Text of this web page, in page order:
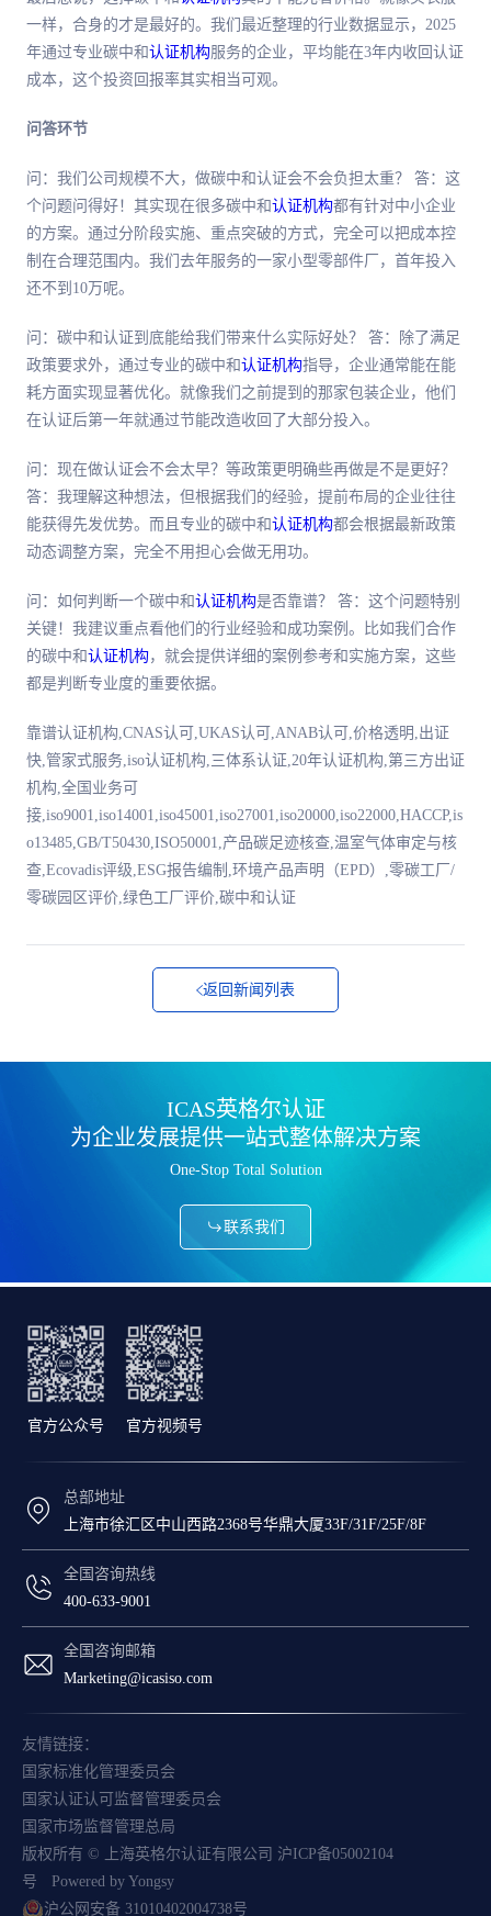
一样，合身的才是最好的。我们最近整理的行业数据显示，2025
年通过专业碳中和认证机构服务的企业，平均能在3年内收回认证
成本，这个投资回报率其实相当可观。
问答环节
问：我们公司规模不大，做碳中和认证会不会负担太重？ 答：这
个问题问得好！其实现在很多碳中和认证机构都有针对中小企业
的方案。通过分阶段实施、重点突破的方式，完全可以把成本控
制在合理范围内。我们去年服务的一家小型零部件厂，首年投入
还不到10万呢。
问：碳中和认证到底能给我们带来什么实际好处？ 答：除了满足
政策要求外，通过专业的碳中和认证机构指导，企业通常能在能
耗方面实现显著优化。就像我们之前提到的那家包装企业，他们
在认证后第一年就通过节能改造收回了大部分投入。
问：现在做认证会不会太早？等政策更明确些再做是不是更好？
答：我理解这种想法，但根据我们的经验，提前布局的企业往往
能获得先发优势。而且专业的碳中和认证机构都会根据最新政策
动态调整方案，完全不用担心会做无用功。
问：如何判断一个碳中和认证机构是否靠谱？ 答：这个问题特别
关键！我建议重点看他们的行业经验和成功案例。比如我们合作
的碳中和认证机构，就会提供详细的案例参考和实施方案，这些
都是判断专业度的重要依据。
靠谱认证机构,CNAS认可,UKAS认可,ANAB认可,价格透明,出证
快,管家式服务,iso认证机构,三体系认证,20年认证机构,第三方出证
机构,全国业务可
接,iso9001,iso14001,iso45001,iso27001,iso20000,iso22000,HACCP,is
o13485,GB/T50430,ISO50001,产品碳足迹核查,温室气体审定与核
查,Ecovadis评级,ESG报告编制,环境产品声明（EPD）,零碳工厂/
零碳园区评价,绿色工厂评价,碳中和认证
返回新闻列表
ICAS英格尔认证
为企业发展提供一站式整体解决方案
One-Stop Total Solution
联系我们
官方公众号 官方视频号
总部地址
上海市徐汇区中山西路2368号华鼎大厦33F/31F/25F/8F
全国咨询热线
400-633-9001
全国咨询邮箱
Marketing@icasiso.com
友情链接：
国家标准化管理委员会
国家认证认可监督管理委员会
国家市场监督管理总局
版权所有 © 上海英格尔认证有限公司 沪ICP备05002104
号
Powered by Yongsy
沪公网安备 31010402004738号